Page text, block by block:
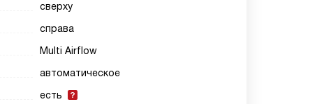
сверху
справа
Multi Airflow
автоматическое
есть